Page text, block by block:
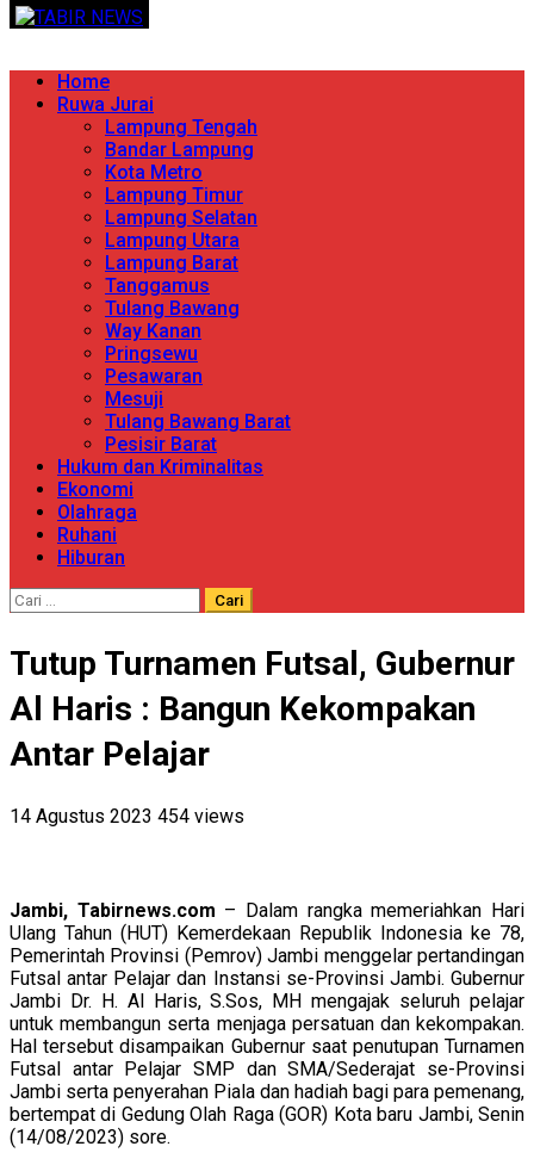
Skip
content
TERPERCAYA MENYINGKAP BERITA
Primary
Menu
Home
Ruwa Jurai
Lampung Tengah
Bandar Lampung
Kota Metro
Lampung Timur
Lampung Selatan
Lampung Utara
Lampung Barat
Tanggamus
Tulang Bawang
Way Kanan
Pringsewu
Pesawaran
Mesuji
Tulang Bawang Barat
Pesisir Barat
Hukum dan Kriminalitas
Ekonomi
Olahraga
Ruhani
Hiburan
Cari
Tutup Turnamen Futsal, Gubernur
Al Haris : Bangun Kekompakan
Antar Pelajar
14 Agustus 2023 454 views
Jambi, Tabirnews.com – Dalam rangka memeriahkan Hari
Ulang Tahun (HUT) Kemerdekaan Republik Indonesia ke 78,
Pemerintah Provinsi (Pemrov) Jambi menggelar pertandingan
Futsal antar Pelajar dan Instansi se-Provinsi Jambi. Gubernur
Jambi Dr. H. Al Haris, S.Sos, MH mengajak seluruh pelajar
untuk membangun serta menjaga persatuan dan kekompakan.
Hal tersebut disampaikan Gubernur saat penutupan Turnamen
Futsal antar Pelajar SMP dan SMA/Sederajat se-Provinsi
Jambi serta penyerahan Piala dan hadiah bagi para pemenang,
bertempat di Gedung Olah Raga (GOR) Kota baru Jambi, Senin
(14/08/2023) sore.